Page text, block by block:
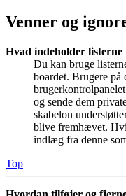
Venner og
Hvad indeholder
Du kan bruge
boardet. Brugere
og sende dem
skabelon
blive fremhævet.
indlæg fra denne
Top